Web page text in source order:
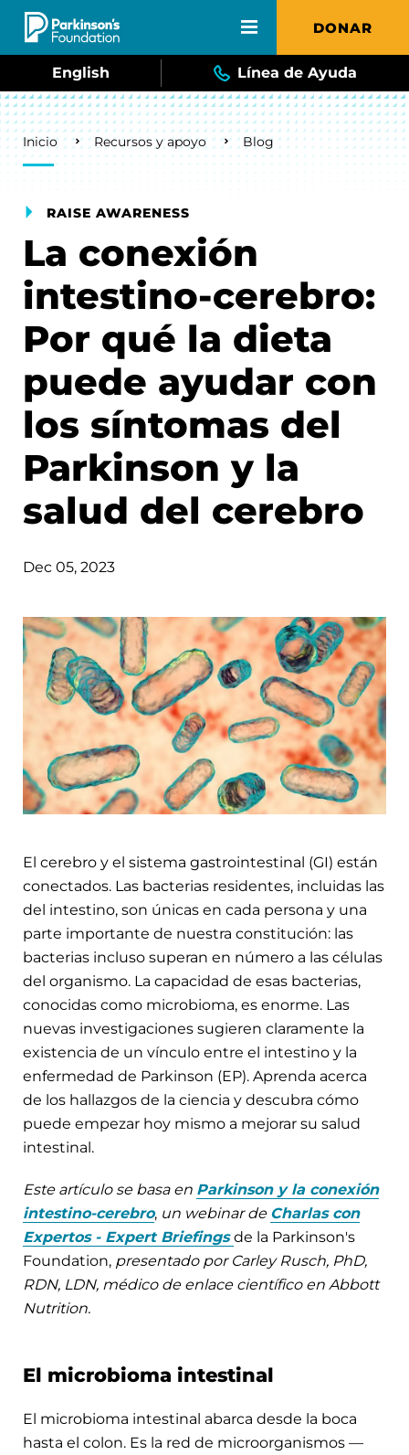
Skip to main content DONAR
English Línea de Ayuda
Breadcrumb
Inicio Recursos y apoyo Blog
RAISE AWARENESS
La conexión
intestino-cerebro:
Por qué la dieta
puede ayudar con
los síntomas del
Parkinson y la
salud del cerebro
Dec 05, 2023
El cerebro y el sistema gastrointestinal (GI) están
conectados. Las bacterias residentes, incluidas las
del intestino, son únicas en cada persona y una
parte importante de nuestra constitución: las
bacterias incluso superan en número a las células
del organismo. La capacidad de esas bacterias,
conocidas como microbioma, es enorme. Las
nuevas investigaciones sugieren claramente la
existencia de un vínculo entre el intestino y la
enfermedad de Parkinson (EP). Aprenda acerca
de los hallazgos de la ciencia y descubra cómo
puede empezar hoy mismo a mejorar su salud
intestinal.
Este artículo se basa en Parkinson y la conexión
intestino-cerebro, un webinar de Charlas con
Expertos - Expert Briefingsde la Parkinson's
Foundation, presentado por Carley Rusch, PhD,
RDN, LDN, médico de enlace científico en Abbott
Nutrition.
El microbioma intestinal
El microbioma intestinal abarca desde la boca
hasta el colon. Es la red de microorganismos —